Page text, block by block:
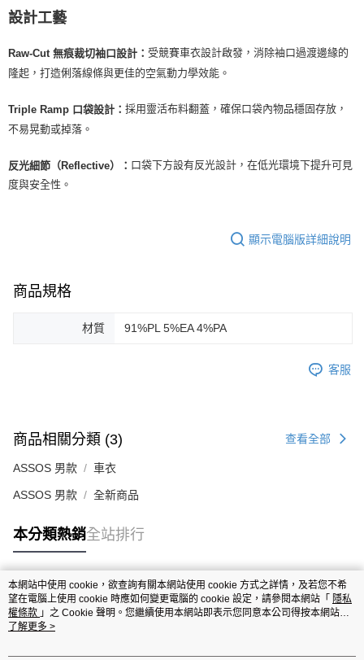
設計工藝
Raw-Cut 無痕裁切袖口設計： 受競賽車衣設計啟發，消除袖口過渡邊緣的
隆起，打造俐落線條與更佳的空氣動力學效能。
Triple Ramp 口袋設計： 採用靈活布料翻蓋，確保口袋內物品穩固存放，
不易晃動或掉落。
反光細節（Reflective）： 口袋下方設有反光設計，在低光環境下提升可見
度與安全性。
顯示電腦版詳細說明
商品規格
材質 91%PL 5%EA 4%PA
客服
商品相關分類 (3) 查看全部
ASSOS 男款 車衣
ASSOS 男款 全新商品
本分類熱銷全站排行
熱門標籤
本網站中使用 cookie，欲查詢有關本網站使用 cookie 方式之詳情，及若您不希
望在電腦上使用 cookie 時應如何變更電腦的 cookie 設定，請參閱本網站「 隱私
權條款 」之 Cookie 聲明。您繼續使用本網站即表示您同意本公司得按本網站使
用條款之 Cookie 聲明使用 cookie。
了解更多 >